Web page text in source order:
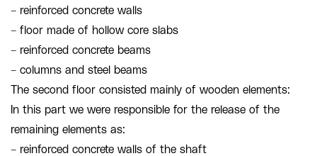
– reinforced concrete walls
– floor made of hollow core slabs
– reinforced concrete beams
– columns and steel beams
The second floor consisted mainly of wooden elements:
In this part we were responsible for the release of the
remaining elements as:
– reinforced concrete walls of the shaft